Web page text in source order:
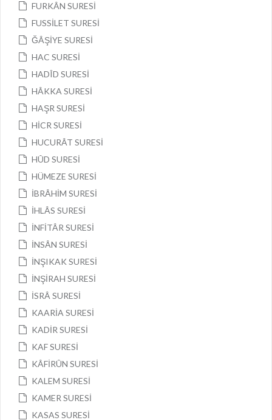
FURKÂN SURESİ
FUSSİLET SURESİ
ĞÂŞİYE SURESİ
HAC SURESİ
HADÎD SURESİ
HÂKKA SURESİ
HAŞR SURESİ
HİCR SURESİ
HUCURÂT SURESİ
HÛD SURESİ
HÜMEZE SURESİ
İBRÂHİM SURESİ
İHLÂS SURESİ
İNFİTÂR SURESİ
İNSÂN SURESİ
İNŞIKAK SURESİ
İNŞİRAH SURESİ
İSRÂ SURESİ
KAARİA SURESİ
KADİR SURESİ
KAF SURESİ
KÂFİRÛN SURESİ
KALEM SURESİ
KAMER SURESİ
KASAS SURESİ